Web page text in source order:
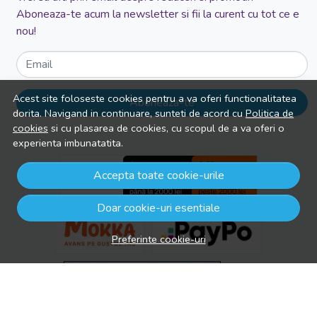
Acest site foloseste cookies pentru a va oferi functionalitatea
dorita. Navigand in continuare, sunteti de acord cuPolitica de
cookies si cu plasarea de cookies, cu scopul de a va oferi o
experienta imbunatatita.
Accepta toate cookie-urile
Doar cookie-uri esentiale
Preferinte cookie-uri
Aboneaza-te acum la newsletter si fii la curent cu tot ce e
nou!
Email
Aboneaza-te